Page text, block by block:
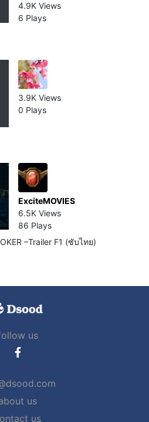
4.9K Views
6 Plays
3.9K Views
0 Plays
ExciteMOVIES
6.5K Views
86 Plays
–Trailer F1 (ซับไทย)
us
us
us